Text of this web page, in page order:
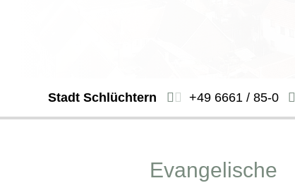
Stadt Schlüchtern +49 6661 / 85-0
Evangelische